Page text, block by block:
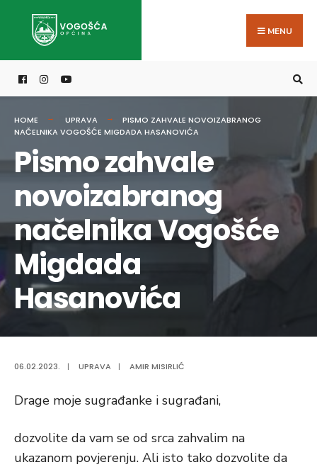
MENU
HOME UPRAVA
PISMO ZAHVALE NOVOIZABRANOG
NAČELNIKA VOGOŠĆE MIGDADA HASANOVIĆA
Pismo zahvale
novoizabranog
načelnika Vogošće
Migdada
Hasanovića
06.02.2023. | UPRAVA | AMIR MISIRLIĆ
Drage moje sugrađanke i sugrađani,
dozvolite da vam se od srca zahvalim na
ukazanom povjerenju. Ali isto tako dozvolite da
for: